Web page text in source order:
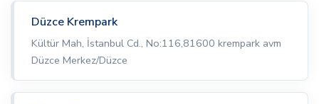
Düzce Krempark
Kültür Mah, İstanbul Cd., No:116,81600 krempark avm
Düzce Merkez/Düzce